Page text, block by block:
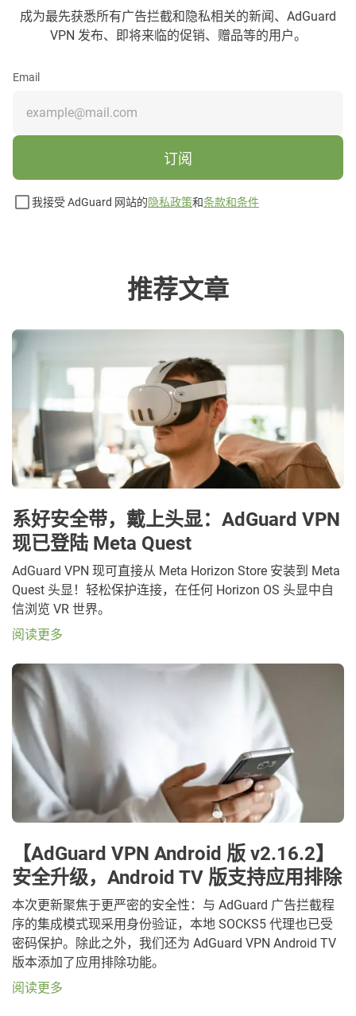
成为最先获悉所有广告拦截和隐私相关的新闻、AdGuard
VPN 发布、即将来临的促销、赠品等的用户。
Email
订阅
我接受 AdGuard 网站的隐私政策和条款和条件
推荐文章
系好安全带，戴上头显：AdGuard VPN
现已登陆 Meta Quest
AdGuard VPN 现可直接从 Meta Horizon Store 安装到 Meta
Quest 头显！轻松保护连接，在任何 Horizon OS 头显中自
信浏览 VR 世界。
阅读更多
【AdGuard VPN Android 版 v2.16.2】
安全升级，Android TV 版支持应用排除
本次更新聚焦于更严密的安全性：与 AdGuard 广告拦截程
序的集成模式现采用身份验证，本地 SOCKS5 代理也已受
密码保护。除此之外，我们还为 AdGuard VPN Android TV
版本添加了应用排除功能。
阅读更多